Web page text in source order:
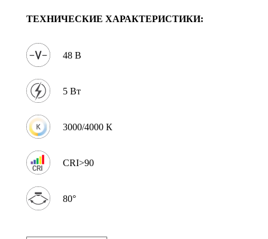
ТЕХНИЧЕСКИЕ ХАРАКТЕРИСТИКИ:
48 В
5 Вт
3000/4000 К
CRI>90
80°